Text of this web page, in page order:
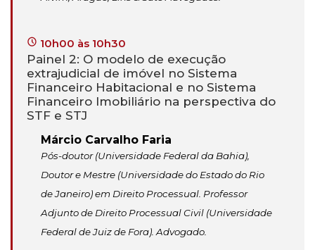
10h00 às 10h30
Painel 2: O modelo de execução
extrajudicial de imóvel no Sistema
Financeiro Habitacional e no Sistema
Financeiro Imobiliário na perspectiva do
STF e STJ
Márcio Carvalho Faria
Pós-doutor (Universidade Federal da Bahia),
Doutor e Mestre (Universidade do Estado do Rio
de Janeiro) em Direito Processual. Professor
Adjunto de Direito Processual Civil (Universidade
Federal de Juiz de Fora). Advogado.